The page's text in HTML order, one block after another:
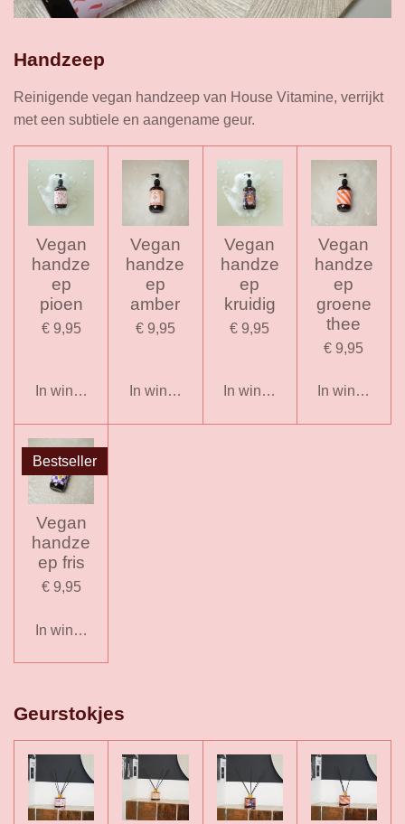
Handzeep
Reinigende vegan handzeep van House Vitamine, verrijkt
met een subtiele en aangename geur.
Vegan
handze
ep
pioen
€ 9,95
In winkelwagen
Vegan
handze
ep
amber
€ 9,95
In winkelwagen
Vegan
handze
ep
kruidig
€ 9,95
In winkelwagen
Vegan
handze
ep
groene
thee
€ 9,95
In
Bestseller
Vegan
handze
ep fris
€ 9,95
In winkelwagen
Geurstokjes